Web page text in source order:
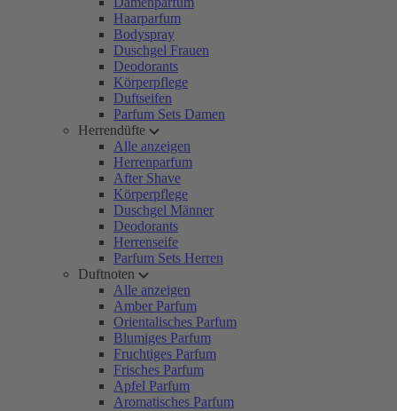
Haarparfum
Bodyspray
Duschgel Frauen
Deodorants
Körperpflege
Duftseifen
Parfum Sets Damen
Herrendüfte
Alle anzeigen
Herrenparfum
After Shave
Körperpflege
Duschgel Männer
Deodorants
Herrenseife
Parfum Sets Herren
Duftnoten
Alle anzeigen
Amber Parfum
Orientalisches Parfum
Blumiges Parfum
Fruchtiges Parfum
Frisches Parfum
Apfel Parfum
Aromatisches Parfum